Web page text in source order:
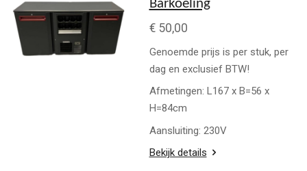
Barkoeling
€ 50,00
Genoemde prijs is per stuk, per
dag en exclusief BTW!
Afmetingen: L167 x B=56 x
H=84cm
Aansluiting: 230V
Bekijk details